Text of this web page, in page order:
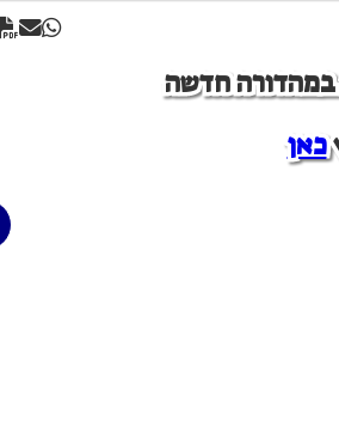
במהדורה חדשה
כאן